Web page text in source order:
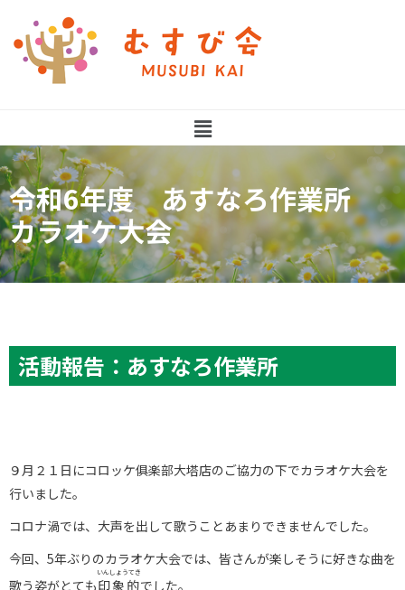
令和6年度 あすなろ作業所
カラオケ大会
活動報告：あすなろ作業所
９月２１日にコロッケ俱楽部大塔店のご協力の下でカラオケ大会を
行いました。
コロナ渦では、大声を出して歌うことあまりできませんでした。
今回、5年ぶりのカラオケ大会では、皆さんが楽しそうに好きな曲を
歌う姿がとても印象的
いんしょうてき
でした。